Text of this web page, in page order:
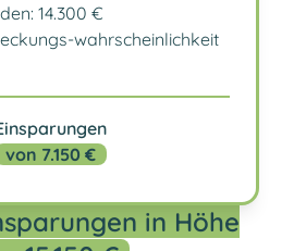
14.300 €
wahrscheinlichkeit
von 7.150 €
in Höhe